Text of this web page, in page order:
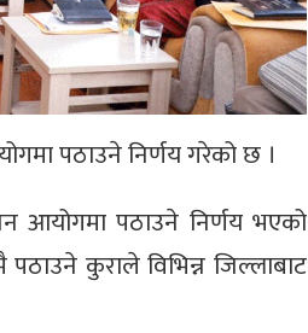
पठाउने निर्णय गरेको छ ।
आयोगमा पठाउने निर्णय भएको
कुराले विभिन्न जिल्लाबाट